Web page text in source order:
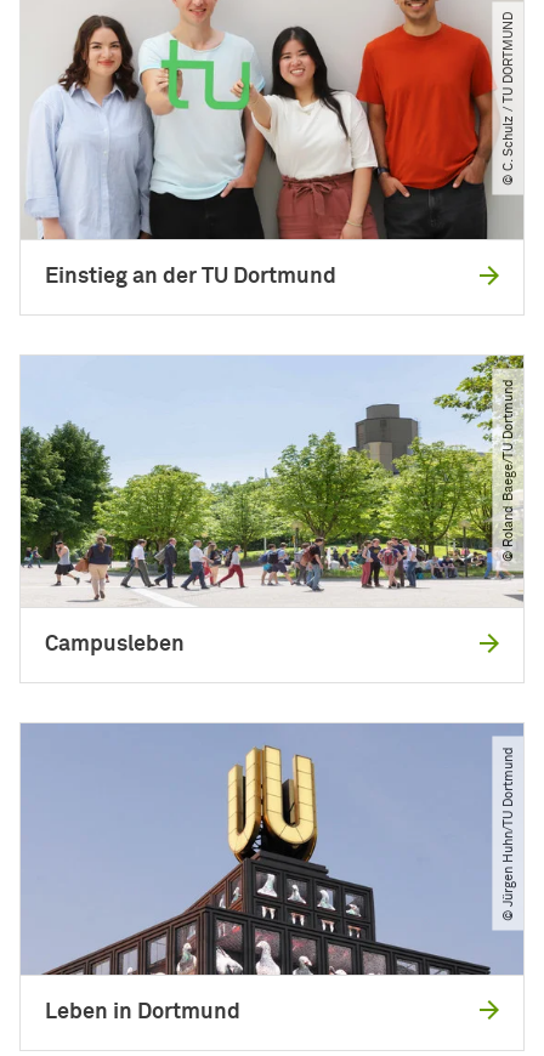
© C. Schulz ​/​ TU DORTMUND
Einstieg an der TU Dortmund
© Roland Baege​/​TU Dortmund
Campusleben
© Jürgen Huhn​/​TU Dortmund
Leben in Dortmund